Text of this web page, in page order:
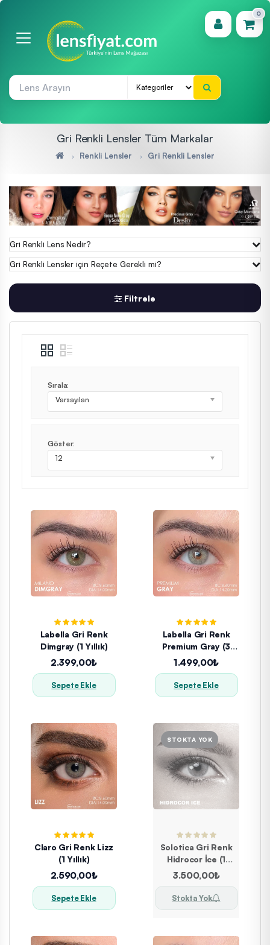
0
(0)
Gri Renkli Lensler Tüm Markalar
Renkli Lensler Gri Renkli Lensler
Gri Renkli Lens Nedir?
Gri Renkli Lensler için Reçete Gerekli mi?
Filtrele
Sırala:
Varsayılan
Göster:
12
Labella Gri Renk
Dimgray (1 Yıllık)
2.399,00₺
Sepete Ekle
Labella Gri Renk
Premium Gray (3
Aylık)
1.499,00₺
Sepete Ekle
Claro Gri Renk Lizz
(1 Yıllık)
2.590,00₺
Sepete Ekle
Solotica Gri Renk
Hidrocor İce (1
YILLIK)
3.500,00₺
Stokta Yok